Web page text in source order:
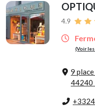
4.9
(Voir
9
44240